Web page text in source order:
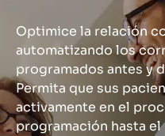
Optimice la relación
automatizando los
programados antes y
Permita que sus
activamente en el
programación hasta